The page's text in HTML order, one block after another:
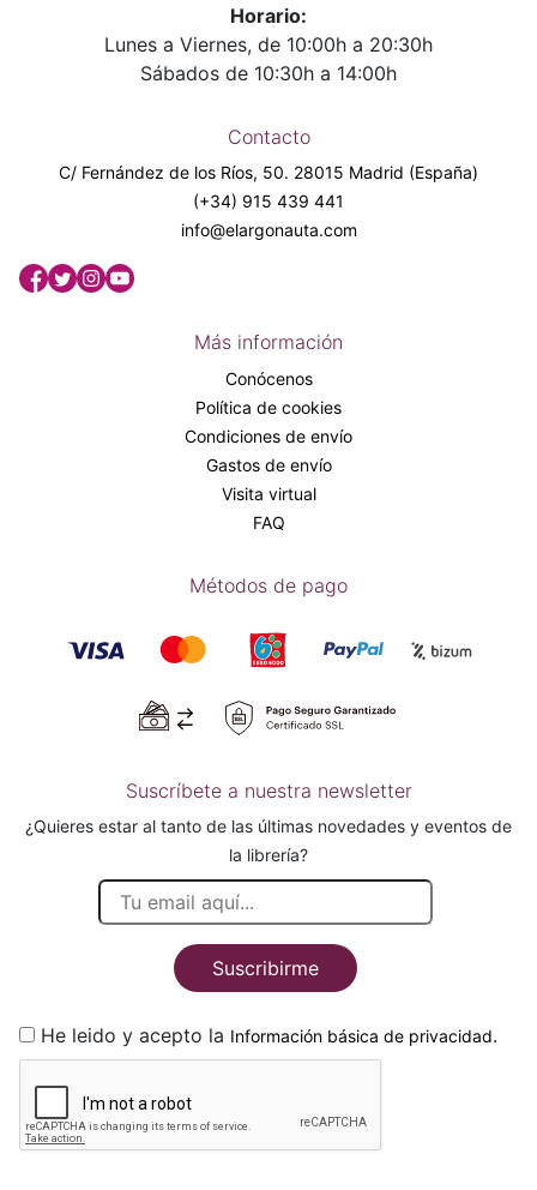
Horario:
Lunes a Viernes, de 10:00h a 20:30h
Sábados de 10:30h a 14:00h
Contacto
C/ Fernández de los Ríos, 50. 28015 Madrid (España)
(+34) 915 439 441
info@elargonauta.com
Más información
Conócenos
Política de cookies
Condiciones de envío
Gastos de envío
Visita virtual
FAQ
Métodos de pago
Suscríbete a nuestra newsletter
¿Quieres estar al tanto de las últimas novedades y eventos de
la librería?
Suscribirme
He leido y acepto la Información básica de privacidad.